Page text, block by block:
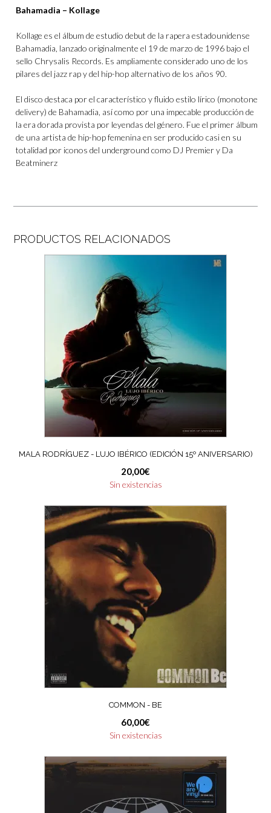
Bahamadia – Kollage
Kollage es el álbum de estudio debut de la rapera estadounidense
Bahamadia, lanzado originalmente el 19 de marzo de 1996 bajo el
sello Chrysalis Records. Es ampliamente considerado uno de los
pilares del jazz rap y del hip-hop alternativo de los años 90.
El disco destaca por el característico y fluido estilo lírico (monotone
delivery) de Bahamadia, así como por una impecable producción de
la era dorada provista por leyendas del género. Fue el primer álbum
de una artista de hip-hop femenina en ser producido casi en su
totalidad por iconos del underground como DJ Premier y Da
Beatminerz
PRODUCTOS RELACIONADOS
MALA RODRÍGUEZ ‎- LUJO IBÉRICO (EDICIÓN 15º ANIVERSARIO)
20,00€
Sin existencias
COMMON ‎- BE
60,00€
Sin existencias